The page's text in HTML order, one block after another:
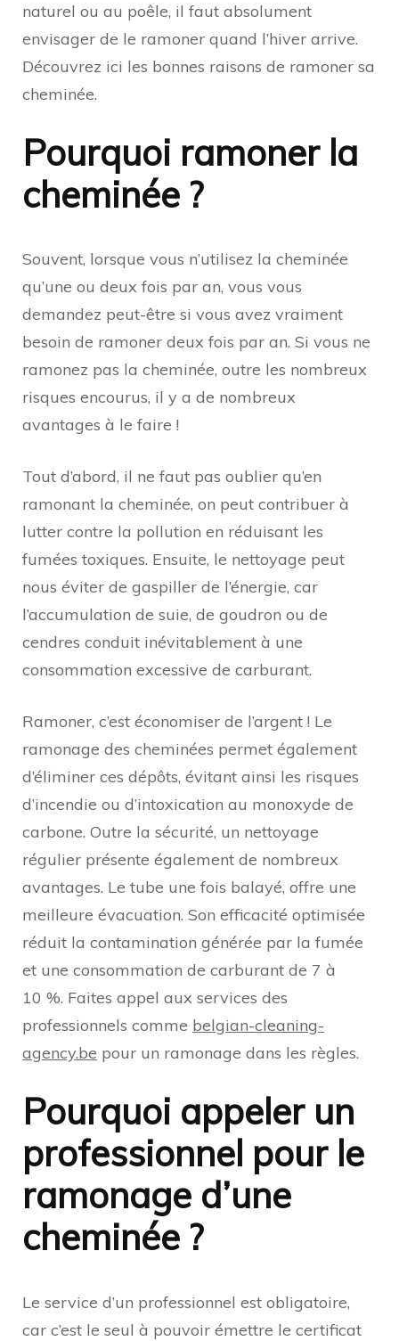
naturel ou au poêle, il faut absolument
envisager de le ramoner quand l’hiver arrive.
Découvrez ici les bonnes raisons de ramoner sa
cheminée.
Pourquoi ramoner la
cheminée ?
Souvent, lorsque vous n’utilisez la cheminée
qu’une ou deux fois par an, vous vous
demandez peut-être si vous avez vraiment
besoin de ramoner deux fois par an. Si vous ne
ramonez pas la cheminée, outre les nombreux
risques encourus, il y a de nombreux
avantages à le faire !
Tout d’abord, il ne faut pas oublier qu’en
ramonant la cheminée, on peut contribuer à
lutter contre la pollution en réduisant les
fumées toxiques. Ensuite, le nettoyage peut
nous éviter de gaspiller de l’énergie, car
l’accumulation de suie, de goudron ou de
cendres conduit inévitablement à une
consommation excessive de carburant.
Ramoner, c’est économiser de l’argent ! Le
ramonage des cheminées permet également
d’éliminer ces dépôts, évitant ainsi les risques
d’incendie ou d’intoxication au monoxyde de
carbone. Outre la sécurité, un nettoyage
régulier présente également de nombreux
avantages. Le tube une fois balayé, offre une
meilleure évacuation. Son efficacité optimisée
réduit la contamination générée par la fumée
et une consommation de carburant de 7 à
10 %. Faites appel aux services des
professionnels comme belgian-cleaning-
agency.be pour un ramonage dans les règles.
Pourquoi appeler un
professionnel pour le
ramonage d’une
cheminée ?
Le service d’un professionnel est obligatoire,
car c’est le seul à pouvoir émettre le certificat